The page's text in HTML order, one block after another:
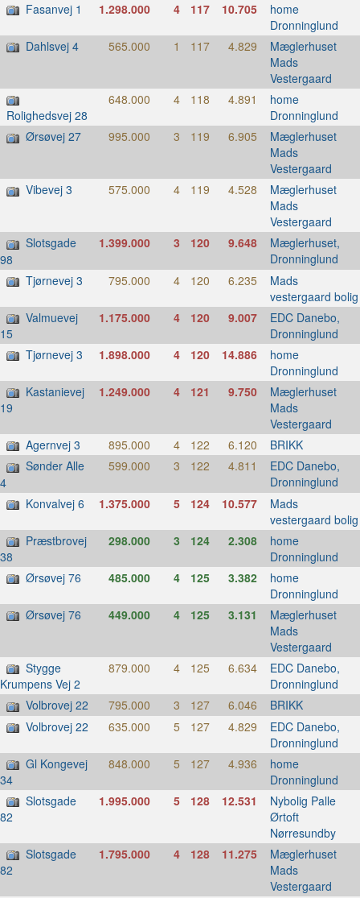
Fasanvej 1
1.298.000 4 117 10.705 home
Dronninglund
Dahlsvej 4
565.000 1 117 4.829 Mæglerhuset
Mads
Vestergaard
Rolighedsvej 28
648.000 4 118 4.891 home
Dronninglund
Ørsøvej 27
995.000 3 119 6.905 Mæglerhuset
Mads
Vestergaard
Vibevej 3
575.000 4 119 4.528 Mæglerhuset
Mads
Vestergaard
Slotsgade
98
1.399.000 3 120 9.648 Mæglerhuset,
Dronninglund
Tjørnevej 3
795.000 4 120 6.235 Mads
vestergaard bolig
Valmuevej
15
1.175.000 4 120 9.007 EDC Danebo,
Dronninglund
Tjørnevej 3
1.898.000 4 120 14.886 home
Dronninglund
Kastanievej
19
1.249.000 4 121 9.750 Mæglerhuset
Mads
Vestergaard
Agernvej 3
895.000 4 122 6.120 BRIKK
Sønder Alle
4
599.000 3 122 4.811 EDC Danebo,
Dronninglund
Konvalvej 6
1.375.000 5 124 10.577 Mads
vestergaard bolig
Præstbrovej
38
298.000 3 124 2.308 home
Dronninglund
Ørsøvej 76
485.000 4 125 3.382 home
Dronninglund
Ørsøvej 76
449.000 4 125 3.131 Mæglerhuset
Mads
Vestergaard
Stygge
Krumpens Vej 2
879.000 4 125 6.634 EDC Danebo,
Dronninglund
Volbrovej 22
795.000 3 127 6.046 BRIKK
Volbrovej 22
635.000 5 127 4.829 EDC Danebo,
Dronninglund
Gl Kongevej
34
848.000 5 127 4.936 home
Dronninglund
Slotsgade
82
1.995.000 5 128 12.531 Nybolig Palle
Ørtoft
Nørresundby
Slotsgade
82
1.795.000 4 128 11.275 Mæglerhuset
Mads
Vestergaard